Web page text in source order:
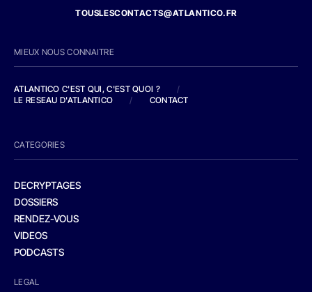
TOUSLESCONTACTS@ATLANTICO.FR
MIEUX NOUS CONNAITRE
ATLANTICO C'EST QUI, C'EST QUOI ?
/
LE RESEAU D'ATLANTICO
/ CONTACT
CATEGORIES
DECRYPTAGES
DOSSIERS
RENDEZ-VOUS
VIDEOS
PODCASTS
LEGAL